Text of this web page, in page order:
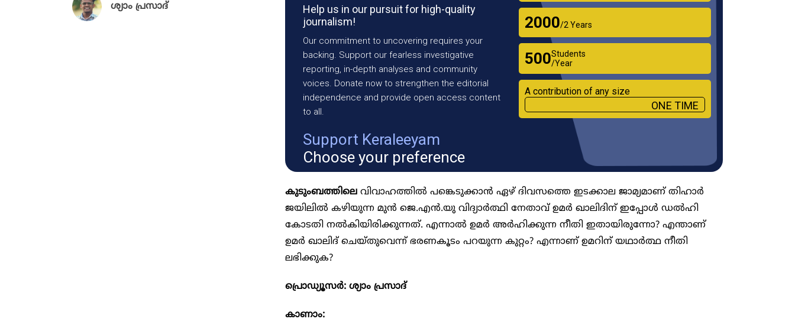
Help us in our pursuit for high-quality
journalism!
Our commitment to uncovering requires your
backing. Support our fearless investigative
reporting, in-depth analyses and community
voices. Donate now to strengthen the editorial
independence and provide open access content
to all.
Support Keraleeyam
Choose your preference
₹2000/2 Years
₹500Students
/Year
A contribution of any size
ONE TIME
കുടുംബത്തിലെ വിവാഹത്തിൽ പങ്കെടുക്കാൻ ഏഴ് ദിവസത്തെ ഇടക്കാല ജാമ്യമാണ് തിഹാർ
ജയിലിൽ കഴിയുന്ന മുൻ ജെ.എൻ.യു വിദ്യാർത്ഥി നേതാവ് ഉമർ ഖാലിദിന് ഇപ്പോൾ ഡൽഹി
കോടതി നൽകിയിരിക്കുന്നത്. എന്നാൽ ഉമർ അർഹിക്കുന്ന നീതി ഇതായിരുന്നോ? എന്താണ്
ഉമർ ഖാലിദ് ചെയ്തുവെന്ന് ഭരണകൂടം പറയുന്ന കുറ്റം? എന്നാണ് ഉമറിന് യഥാർത്ഥ നീതി
ലഭിക്കുക?
പ്രൊഡ്യൂസർ: ശ്യാം പ്രസാദ്
കാണാം:
ശ്യാം പ്രസാദ്